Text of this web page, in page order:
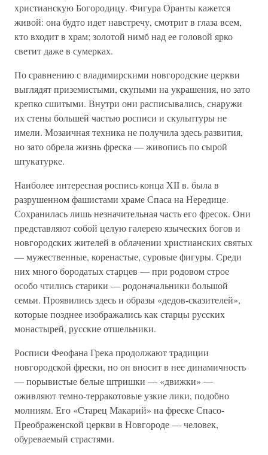
христианскую Богородицу. Фигура Оранты кажется
живой: она будто идет навстречу, смотрит в глаза всем,
кто входит в храм; золотой нимб над ее головой ярко
светит даже в сумерках.
По сравнению с владимирскими новгородские церкви
выглядят приземистыми, скупыми на украшения, но зато
крепко сшитыми. Внутри они расписывались, снаружи
их стены большей частью росписи и скульптуры не
имели. Мозаичная техника не получила здесь развития,
но зато обрела жизнь фреска — живопись по сырой
штукатурке.
Наиболее интересная роспись конца XII в. была в
разрушенном фашистами храме Спаса на Нередице.
Сохранилась лишь незначительная часть его фресок. Они
представляют собой целую галерею языческих богов и
новгородских жителей в облачении христианских святых
— мужественные, коренастые, суровые фигуры. Среди
них много бородатых старцев — при родовом строе
особо чтились старики — родоначальники большой
семьи. Проявились здесь и образы «дедов-сказителей»,
которые позднее изображались как старцы русских
монастырей, русские отшельники.
Росписи Феофана Грека продолжают традиции
новгородской фрески, но он вносит в нее динамичность
— порывистые белые штришки — «движки» —
оживляют темно-терракотовые узкие лики, подобно
молниям. Его «Старец Макарий» на фреске Спасо-
Преображенской церкви в Новгороде — человек,
обуреваемый страстями.